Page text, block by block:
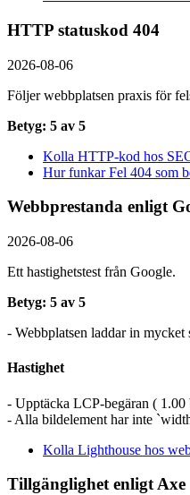
HTTP statuskod 404
2026-08-06
Följer webbplatsen praxis för
Betyg: 5 av 5
Kolla HTTP-kod hos
Hur funkar Fel 404 som
Webbprestanda enligt
2026-08-06
Ett hastighetstest från Google.
Betyg: 5 av 5
- Webbplatsen laddar in mycket
Hastighet
- Upptäcka LCP-begäran ( 1.00
- Alla bildelement har inte
Kolla Lighthouse hos
Tillgänglighet enligt Axe